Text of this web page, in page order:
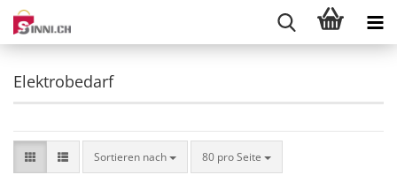
Elektrobedarf
Sortieren nach
Sortieren nach 80 pro Seite
pro Seite